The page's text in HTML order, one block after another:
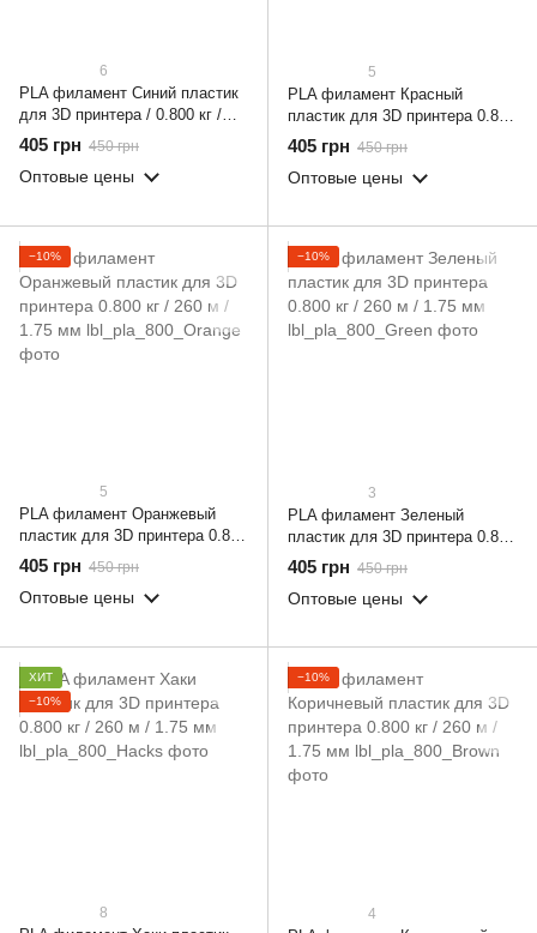
6
PLA филамент Синий пластик
для 3D принтера / 0.800 кг /
260 м / 1.75 мм
405 грн 450 грн
Оптовые цены
5
PLA филамент Красный
пластик для 3D принтера 0.800
кг / 260 м / 1.75 мм
405 грн 450 грн
Оптовые цены
−10%
5
PLA филамент Оранжевый
пластик для 3D принтера 0.800
кг / 260 м / 1.75 мм
405 грн 450 грн
Оптовые цены
−10%
3
PLA филамент Зеленый
пластик для 3D принтера 0.800
кг / 260 м / 1.75 мм
405 грн 450 грн
Оптовые цены
ХИТ
−10%
8
−10%
4